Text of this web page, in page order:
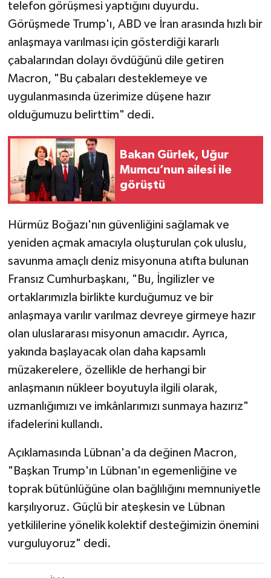
telefon görüşmesi yaptığını duyurdu.
Görüşmede Trump'ı, ABD ve İran arasında hızlı bir
anlaşmaya varılması için gösterdiği kararlı
çabalarından dolayı övdüğünü dile getiren
Macron, "Bu çabaları desteklemeye ve
uygulanmasında üzerimize düşene hazır
olduğumuzu belirttim" dedi.
Bakan Gürlek, Uğur
Mumcu’nun ailesi ile
görüştü
Hürmüz Boğazı'nın güvenliğini sağlamak ve
yeniden açmak amacıyla oluşturulan çok uluslu,
savunma amaçlı deniz misyonuna atıfta bulunan
Fransız Cumhurbaşkanı, "Bu, İngilizler ve
ortaklarımızla birlikte kurduğumuz ve bir
anlaşmaya varılır varılmaz devreye girmeye hazır
olan uluslararası misyonun amacıdır. Ayrıca,
yakında başlayacak olan daha kapsamlı
müzakerelere, özellikle de herhangi bir
anlaşmanın nükleer boyutuyla ilgili olarak,
uzmanlığımızı ve imkânlarımızı sunmaya hazırız"
ifadelerini kullandı.
Açıklamasında Lübnan'a da değinen Macron,
"Başkan Trump'ın Lübnan'ın egemenliğine ve
toprak bütünlüğüne olan bağlılığını memnuniyetle
karşılıyoruz. Güçlü bir ateşkesin ve Lübnan
yetkililerine yönelik kolektif desteğimizin önemini
vurguluyoruz" dedi.